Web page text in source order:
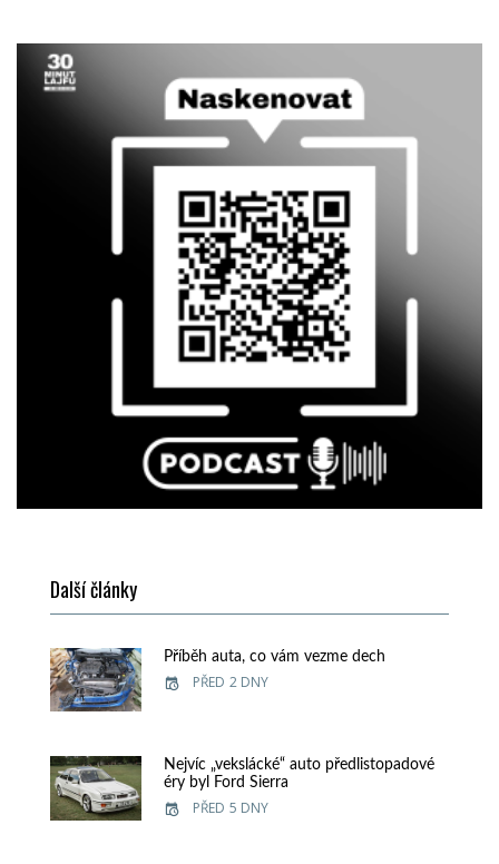
Další články
Příběh auta, co vám vezme dech
PŘED 2 DNY
Nejvíc „vekslácké“ auto předlistopadové
éry byl Ford Sierra
PŘED 5 DNY